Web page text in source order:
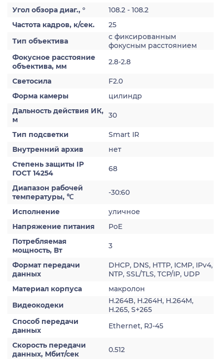
Угол обзора диаг., °
108.2 - 108.2
Частота кадров, к/сек.
25
Тип объектива
с фиксированным
фокусным расстоянием
Фокусное расстояние
объектива, мм
2.8-2.8
Светосила
F2.0
Форма камеры
цилиндр
Дальность действия ИК,
м
30
Тип подсветки
Smart IR
Внутренний архив
нет
Степень защиты IP
ГОСТ 14254
68
Диапазон рабочей
температуры, ℃
-30:60
Исполнение
уличное
Напряжение питания
PoE
Потребляемая
мощность, Вт
3
Формат передачи
данных
DHCP, DNS, HTTP, ICMP, IPv4,
NTP, SSL/TLS, TCP/IP, UDP
Материал корпуса
макролон
Видеокодеки
H.264B, H.264H, H.264M,
H.265, S+265
Способ передачи
данных
Ethernet, RJ-45
Скорость передачи
данных, Мбит/сек
0.512